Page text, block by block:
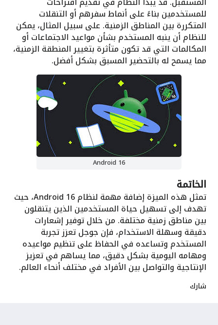
للمستخدمين بناءً على أنماط سفرهم أو التنقلات
المتكررة بين المناطق الزمنية. على سبيل المثال، يمكن
للنظام أن ينبه المستخدم بشأن مواعيد الاجتماعات أو
المكالمات التي قد تكون متأثرة بتغيير المنطقة الزمنية،
مما يسمح له بالتحضير المسبق بشكل أفضل.
Android 16
الخاتمة
تمثل هذه الميزة إضافة مهمة لنظام Android 16، حيث
تهدف إلى تسهيل حياة المستخدمين الذين يتنقلون
بين مناطق زمنية مختلفة. من خلال توفير إشعارات
دقيقة وسهلة الاستخدام، فإن جوجل تعزز تجربة
المستخدم وتساعده في الحفاظ على تنظيم مواعيده
ومهامه اليومية بشكل دقيق، مما يساهم في تعزيز
الإنتاجية والتواصل بين الأفراد في مختلف أنحاء العالم.
شارك